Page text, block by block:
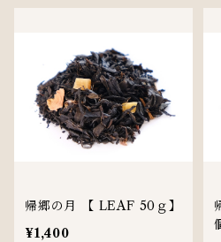
帰郷の月 【 LEAF 50ｇ】
¥1,400